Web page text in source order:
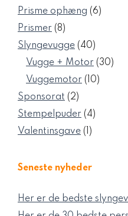
Prisme ophæng 66
Prismer 88
varer
Slyngevugge 4040
varer
Vugge + Motor 3030
Vuggemotor 1010
Sponsorat 22
varer
Stempelpuder 44
Valentinsgave 11
Seneste nyheder
Her er de bedste